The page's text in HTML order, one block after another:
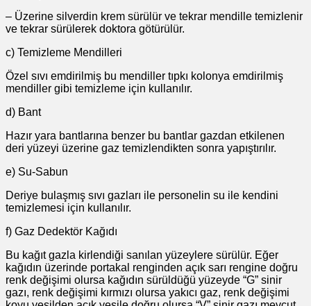
– Üzerine silverdin krem sürülür ve tekrar mendille temizlenir
ve tekrar sürülerek doktora götürülür.
c) Temizleme Mendilleri
Özel sıvı emdirilmiş bu mendiller tıpkı kolonya emdirilmiş
mendiller gibi temizleme için kullanılır.
d) Bant
Hazır yara bantlarına benzer bu bantlar gazdan etkilenen
deri yüzeyi üzerine gaz temizlendikten sonra yapıştırılır.
e) Su-Sabun
Deriye bulaşmış sıvı gazları ile personelin su ile kendini
temizlemesi için kullanılır.
f) Gaz Dedektör Kağıdı
Bu kağıt gazla kirlendiği sanılan yüzeylere sürülür. Eğer
kağıdın üzerinde portakal renginden açık sarı rengine doğru
renk değişimi olursa kağıdın sürüldüğü yüzeyde “G” sinir
gazı, renk değişimi kırmızı olursa yakıcı gaz, renk değişimi